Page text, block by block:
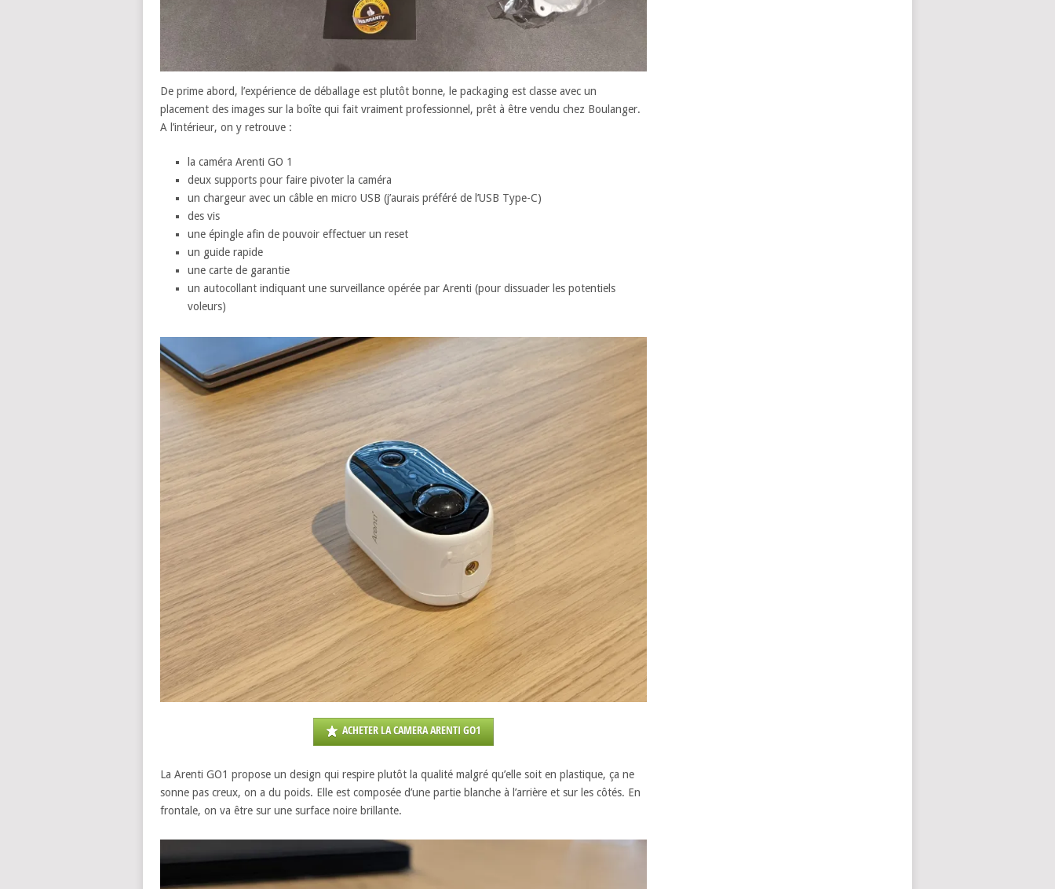
De prime abord, l’expérience de déballage est plutôt bonne, le packaging est classe avec un
placement des images sur la boîte qui fait vraiment professionnel, prêt à être vendu chez Boulanger.
A l’intérieur, on y retrouve :
la caméra Arenti GO 1
deux supports pour faire pivoter la caméra
un chargeur avec un câble en micro USB (j’aurais préféré de l’USB Type-C)
des vis
une épingle afin de pouvoir effectuer un reset
un guide rapide
une carte de garantie
un autocollant indiquant une surveillance opérée par Arenti (pour dissuader les potentiels
voleurs)
ACHETER LA CAMERA ARENTI GO1
La Arenti GO1 propose un design qui respire plutôt la qualité malgré qu’elle soit en plastique, ça ne
sonne pas creux, on a du poids. Elle est composée d’une partie blanche à l’arrière et sur les côtés. En
frontale, on va être sur une surface noire brillante.